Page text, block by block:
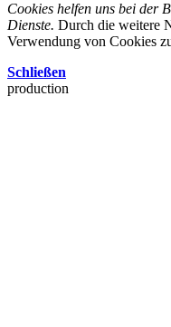
Cookies helfen uns bei der
Dienste. Durch die weitere
Verwendung von Cookies
Schließen
production